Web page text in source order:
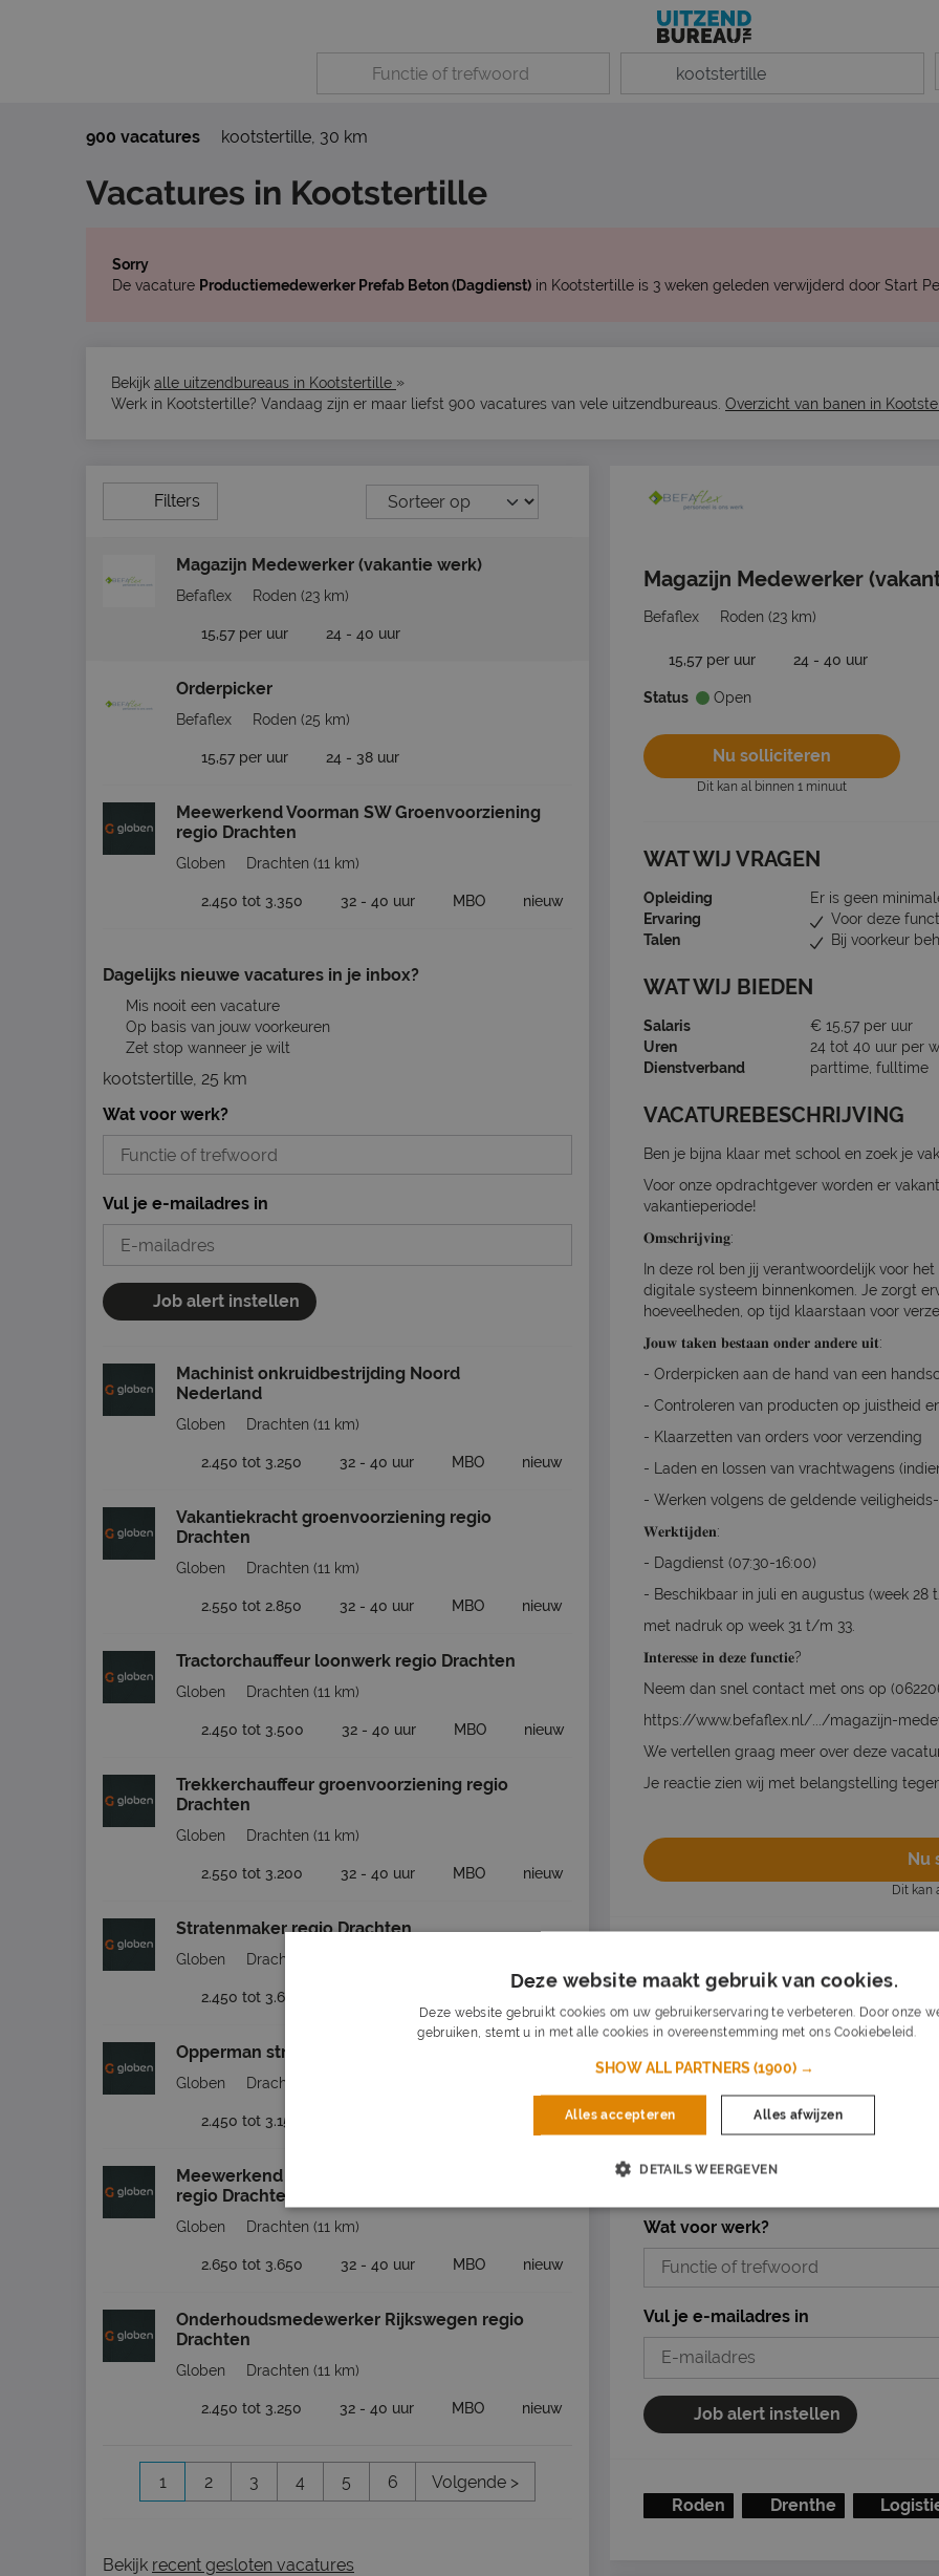
900 vacatures kootstertille, 30 km
Vacatures in Kootstertille
Sorry
De vacature Productiemedewerker Prefab Beton (Dagdienst) in Kootstertille is 3 weken geleden verwijderd door Start
Bekijk alle uitzendbureaus in Kootstertille »
Werk in Kootstertille? Vandaag zijn er maar liefst 900 vacatures van vele uitzendbureaus. Overzicht van banen in
Filters
Magazijn Medewerker (vakantie werk)
Befaflex Roden (23 km)
15,57 per uur 24 - 40 uur
Orderpicker
Befaflex Roden (25 km)
15,57 per uur 24 - 38 uur
Meewerkend Voorman SW Groenvoorziening
regio Drachten
Globen Drachten (11 km)
2.450 tot 3.350 32 - 40 uur MBO nieuw
Dagelijks nieuwe vacatures in je inbox?
Mis nooit een vacature
Op basis van jouw voorkeuren
Zet stop wanneer je wilt
kootstertille, 25 km
Wat voor werk?
Vul je e-mailadres in
Job alert instellen
Machinist onkruidbestrijding Noord
Nederland
Globen Drachten (11 km)
2.450 tot 3.250 32 - 40 uur MBO nieuw
Vakantiekracht groenvoorziening regio
Drachten
Globen Drachten (11 km)
2.550 tot 2.850 32 - 40 uur MBO nieuw
Tractorchauffeur loonwerk regio Drachten
Globen Drachten (11 km)
2.450 tot 3.500 32 - 40 uur MBO nieuw
Trekkerchauffeur groenvoorziening regio
Drachten
Globen Drachten (11 km)
2.550 tot 3.200 32 - 40 uur MBO nieuw
Stratenmaker regio Drachten
Globen Drachten
2.450 tot 3.635
Opperman stratenmaker regio Drachten
Globen Drachten
2.450 tot 3.150
Meewerkend voorman groenvoorziening
regio Drachten
Globen Drachten (11 km)
2.650 tot 3.650 32 - 40 uur MBO nieuw
Onderhoudsmedewerker Rijkswegen regio
Drachten
Globen Drachten (11 km)
2.450 tot 3.250 32 - 40 uur MBO nieuw
1 2 3 4 5 6 Volgende >
Bekijk recent gesloten vacatures
Magazijn Medewerker
Befaflex Roden (23 km)
15,57 per uur 24 - 40 uur
Status Open
Nu solliciteren
Dit kan al binnen 1 minuut
WAT WIJ VRAGEN
Opleiding
Er is geen
Ervaring
Voor deze
Talen
Bij voorkeur
WAT WIJ BIEDEN
Salaris
€ 15,57 per uur
Uren
24 tot 40 uur per
Dienstverband
parttime, fulltime
VACATUREBESCHRIJVING
Ben je bijna klaar met school en zoek je
Voor onze opdrachtgever worden er
vakantieperiode!
𝐎𝐦𝐬𝐜𝐡𝐫𝐢𝐣𝐯𝐢𝐧𝐠:
In deze rol ben jij verantwoordelijk voor
digitale systeem binnenkomen. Je zorgt
hoeveelheden, op tijd klaarstaan voor
𝐉𝐨𝐮𝐰 𝐭𝐚𝐤𝐞𝐧 𝐛𝐞𝐬𝐭𝐚𝐚𝐧 𝐨𝐧𝐝𝐞𝐫 𝐚𝐧𝐝𝐞𝐫𝐞 𝐮𝐢𝐭:
- Orderpicken aan de hand van een
- Controleren van producten op juistheid
- Klaarzetten van orders voor verzending
- Laden en lossen van vrachtwagens
- Werken volgens de geldende
𝐖𝐞𝐫𝐤𝐭𝐢𝐣𝐝𝐞𝐧:
- Dagdienst (07:30-16:00)
- Beschikbaar in juli en augustus (week 28
met nadruk op week 31 t/m 33.
𝐈𝐧𝐭𝐞𝐫𝐞𝐬𝐬𝐞 𝐢𝐧 𝐝𝐞𝐳𝐞 𝐟𝐮𝐧𝐜𝐭𝐢𝐞?
Neem dan snel contact met ons op
https://www.befaflex.nl/.../magazijn-
We vertellen graag meer over deze
Je reactie zien wij met belangstelling
Nu
Dit kan
Opslaan als favoriet Vacature
Dagelijks nieuwe vacatures in je
Mis nooit een vacature
Zet stop wanneer je wilt
Wat voor werk?
Vul je e-mailadres in
Job alert instellen
Roden Drenthe
Deze website maakt gebruik van cookies.
Deze website gebruikt cookies om uw gebruikerservaring te verbeteren. Door onze
gebruiken, stemt u in met alle cookies in overeenstemming met ons Cookiebeleid.
SHOW ALL PARTNERS (1900) →
Alles accepteren Alles afwijzen
DETAILS WEERGEVEN